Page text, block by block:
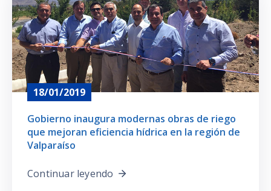
Prensa
18/01/2019
Gobierno inaugura modernas obras de riego
que mejoran eficiencia hídrica en la región de
Valparaíso
Continuar leyendo